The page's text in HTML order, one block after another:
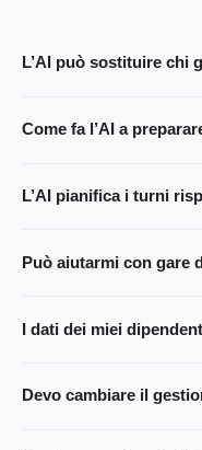
L’AI può sostituire chi
Come fa l’AI a
L’AI pianifica i turni
Può aiutarmi con gare
I dati dei miei
Devo cambiare il